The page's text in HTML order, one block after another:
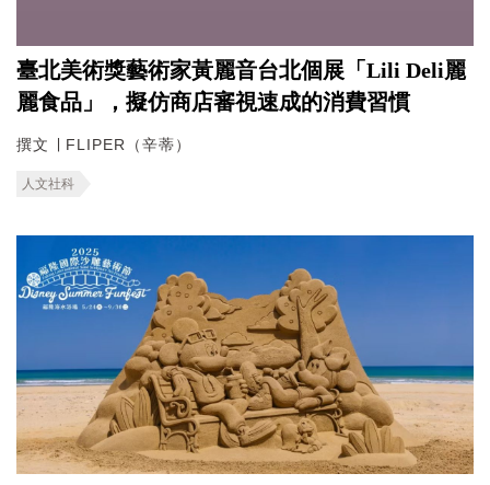
臺北美術獎藝術家黃麗音台北個展「Lili Deli麗
麗食品」，擬仿商店審視速成的消費習慣
撰文 ∣ FLIPER（辛蒂）
人文社科